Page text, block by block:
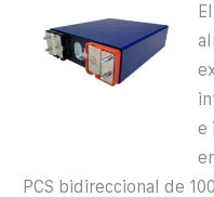
e
PCS bidireccional de 100